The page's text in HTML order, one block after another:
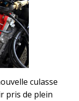
culasse
pris de plein